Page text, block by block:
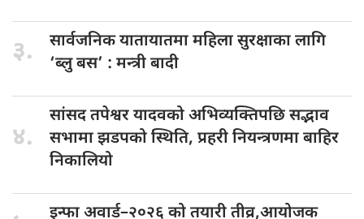
३. सार्वजनिक यातायातमामहिला सुरक्षाका लागि
‘ब्लु बस’ : मन्त्री बादी
४.
सांसद तपेश्वरयादवको अभिव्यक्तिपछि सद्भाव
सभामा झडपको स्थिति, प्रहरी नियन्त्रणमा बाहिर
निकालियो
इन्फा अवार्ड–२०२६ को तयारी तीव्र,आयोजक